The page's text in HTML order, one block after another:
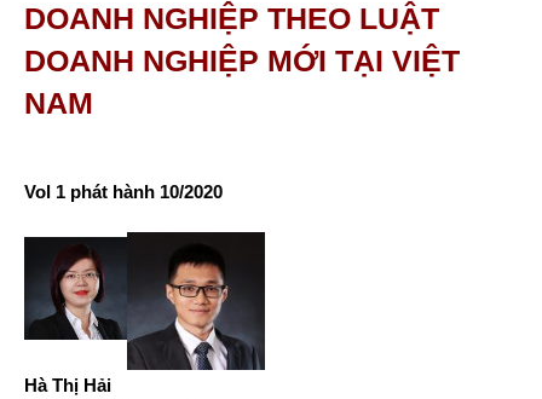
DOANH NGHIỆP THEO LUẬT
DOANH NGHIỆP MỚI TẠI VIỆT
NAM
Vol 1 phát hành 10/2020
Hà Thị Hải